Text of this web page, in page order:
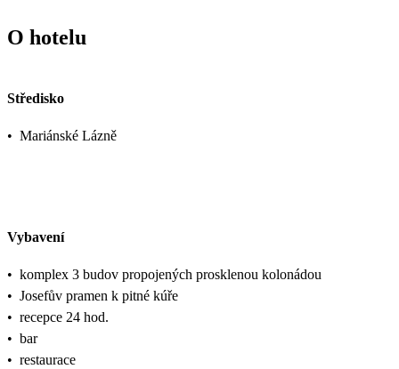
O hotelu
Středisko
• Mariánské Lázně
Vybavení
• komplex 3 budov propojených prosklenou kolonádou
• Josefův pramen k pitné kúře
• recepce 24 hod.
• bar
• restaurace